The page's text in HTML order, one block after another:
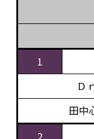
1
Ｄ
田中
2